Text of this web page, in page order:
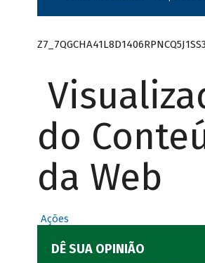
do
da Web
Ações
DÊ SUA OPINIÃO